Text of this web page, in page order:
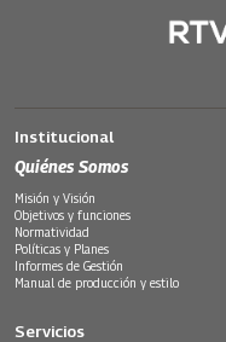
Institucional
Quiénes Somos
Misión y Visión
Objetivos y funciones
Normatividad
Políticas y Planes
Informes de Gestión
Manual de producción y estilo
Servicios